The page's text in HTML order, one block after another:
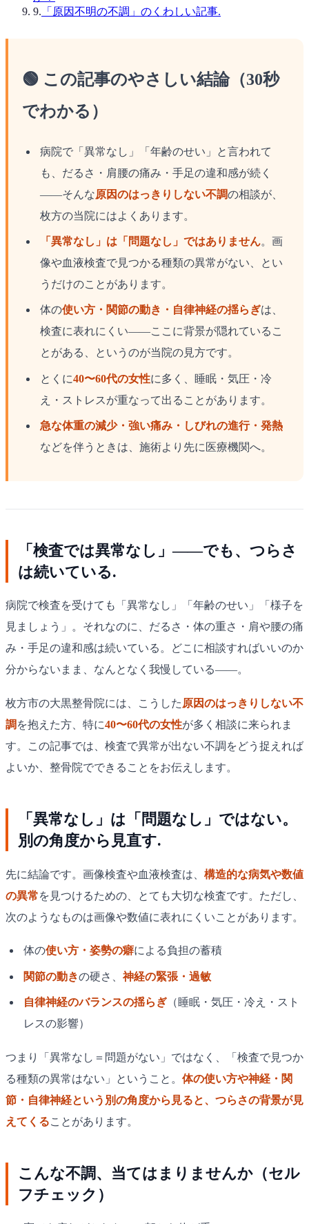
9. 「原因不明の不調」のくわしい記事.
🟢 この記事のやさしい結論（30秒
でわかる）
病院で「異常なし」「年齢のせい」と言われて
も、だるさ・肩腰の痛み・手足の違和感が続く
——そんな原因のはっきりしない不調の相談が、
枚方の当院にはよくあります。
「異常なし」は「問題なし」ではありません。画
像や血液検査で見つかる種類の異常がない、とい
うだけのことがあります。
体の使い方・関節の動き・自律神経の揺らぎは、
検査に表れにくい——ここに背景が隠れているこ
とがある、というのが当院の見方です。
とくに40〜60代の女性に多く、睡眠・気圧・冷
え・ストレスが重なって出ることがあります。
急な体重の減少・強い痛み・しびれの進行・発熱
などを伴うときは、施術より先に医療機関へ。
「検査では異常なし」——でも、つらさ
は続いている.
病院で検査を受けても「異常なし」「年齢のせい」「様子を
見ましょう」。それなのに、だるさ・体の重さ・肩や腰の痛
み・手足の違和感は続いている。どこに相談すればいいのか
分からないまま、なんとなく我慢している——。
枚方市の大黒整骨院には、こうした 原因のはっきりしない不
調 を抱えた方、特に40〜60代の女性が多く相談に来られま
す。この記事では、検査で異常が出ない不調をどう捉えれば
よいか、整骨院でできることをお伝えします。
「異常なし」は「問題なし」ではない。
別の角度から見直す.
先に結論です。画像検査や血液検査は、 構造的な病気や数値
の異常を見つけるための、とても大切な検査です。ただし、
次のようなものは画像や数値に表れにくいことがあります。
体の使い方・姿勢の癖による負担の蓄積
関節の動きの硬さ、 神経の緊張・過敏
自律神経のバランスの揺らぎ（睡眠・気圧・冷え・スト
レスの影響）
つまり「異常なし＝問題がない」ではなく、「検査で見つか
る種類の異常はない」ということ。 体の使い方や神経・関
節・自律神経という別の角度から見ると、つらさの背景が見
えてくることがあります。
こんな不調、当てはまりませんか（セル
フチェック）